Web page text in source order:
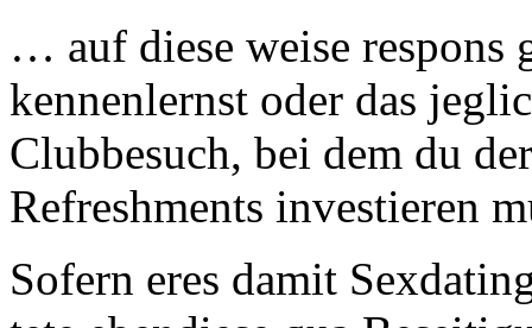
… auf diese weise respons
kennenlernst oder das
Clubbesuch, bei dem du
Refreshments investieren
Sofern eres damit